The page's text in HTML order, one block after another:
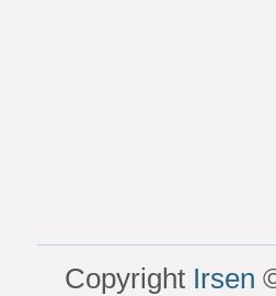
Copyright Irsen